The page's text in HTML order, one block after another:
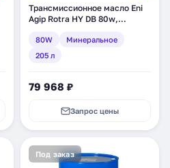
Трансмиссионное масло Eni
Agip Rotra HY DB 80w,
80W
Минеральное
205 л
79 968 ₽
Запрос цены
Под заказ